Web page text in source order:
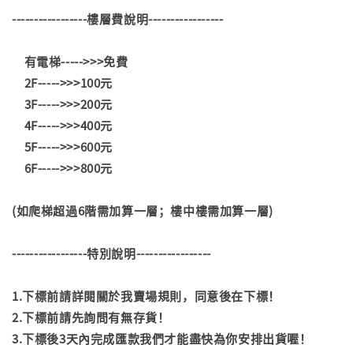
-----------------樓層費說明-----------------
有電梯----->>>免費
2F----->>>100元
3F----->>>200元
4F----->>>400元
5F----->>>600元
6F----->>>800元
(如爬梯超過6階需加算一層；樓中樓需加算一層)
-----------------特別說明-----------------
1.下標前請詳閱關於我賣場規則，同意後在下標！
2.下標前請先詢問有無存貨！
3.下標後3天內完成匯款我們才能盡快為你安排出貨喔！